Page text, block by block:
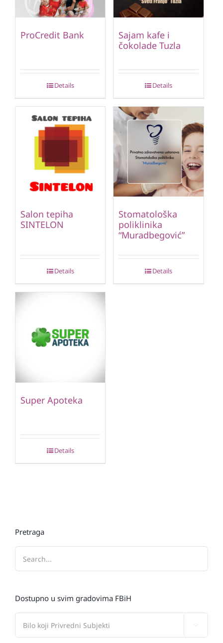
ProCredit Bank
Details
Sajam kafe i
čokolade Tuzla
Details
Salon tepiha
SINTELON
Details
Stomatološka
poliklinika
“Muradbegović”
Details
Super Apoteka
Details
Pretraga
Dostupno u svim gradovima FBiH